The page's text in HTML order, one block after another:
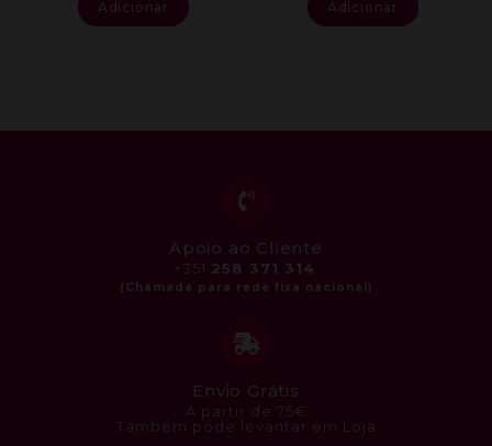
Adicionar Adicionar
Apoio ao Cliente
+351 258 371 314
Envio Grátis
A partir de 75€
Também pode levantar em Loja